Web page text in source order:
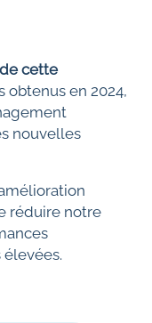
cette
obtenus en 2024,
nouvelles
réduire notre